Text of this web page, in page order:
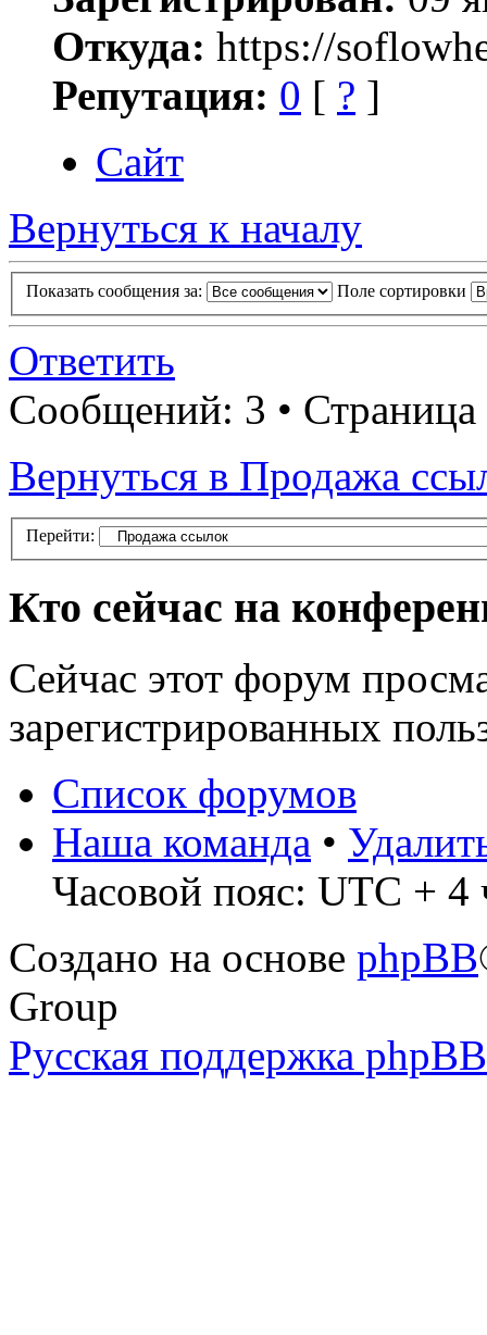
Откуда: https://
Репутация: 0 [ ? ]
Сайт
Вернуться к началу
Показать сообщения за: Поле сортировки
Ответить
Сообщений: 3 • Страница
Вернуться в Продажа
Перейти:
Кто сейчас на
Сейчас этот форум
зарегистрированных
Список форумов
Наша команда •
Часовой пояс: UTC + 4
Создано на основе phpBB
Group
Русская поддержка phpBB